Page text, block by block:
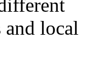
and local